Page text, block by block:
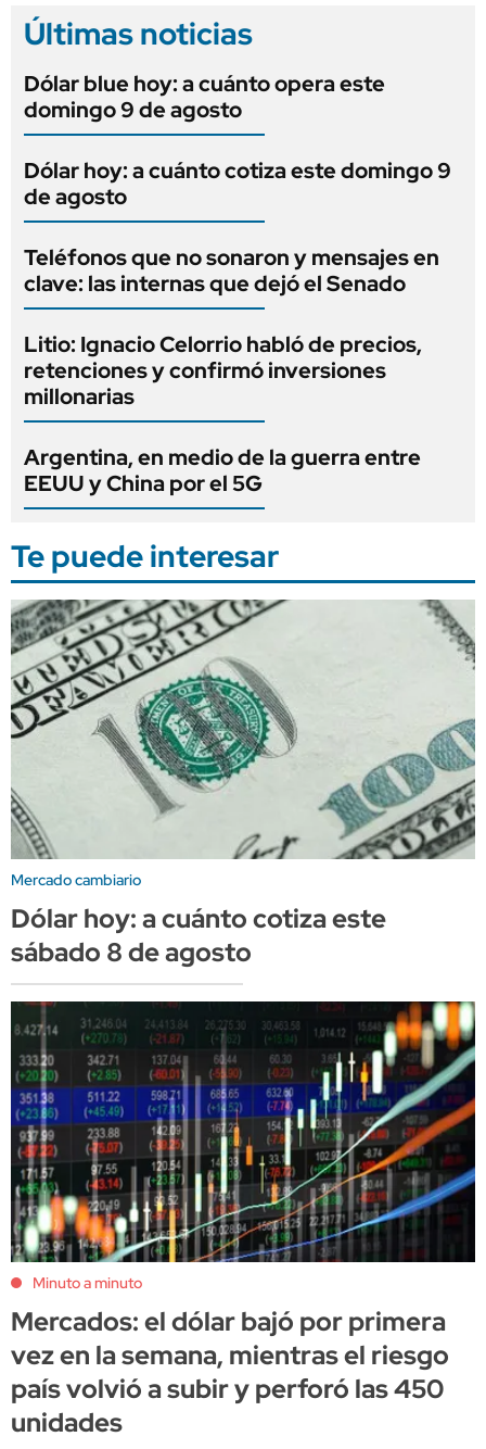
Últimas noticias
Dólar blue hoy: a cuánto opera este
domingo 9 de agosto
Dólar hoy: a cuánto cotiza este domingo 9
de agosto
Teléfonos que no sonaron y mensajes en
clave: las internas que dejó el Senado
Litio: Ignacio Celorrio habló de precios,
retenciones y confirmó inversiones
millonarias
Argentina, en medio de la guerra entre
EEUU y China por el 5G
Te puede interesar
Mercado cambiario
Dólar hoy: a cuánto cotiza este
sábado 8 de agosto
Minuto a minuto
Mercados: el dólar bajó por primera
vez en la semana, mientras el riesgo
país volvió a subir y perforó las 450
unidades